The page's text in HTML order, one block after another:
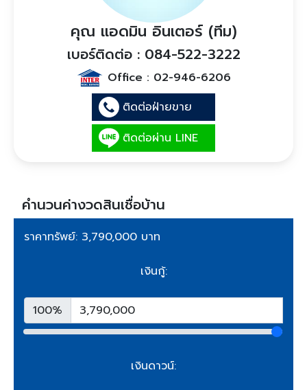
คุณ แอดมิน อินเตอร์ (ทีม)
เบอร์ติดต่อ : 084-522-3222
Office : 02-946-6206
ติดต่อฝ่ายขาย
ติดต่อผ่าน LINE
คำนวนค่างวดสินเชื่อบ้าน
ราคาทรัพย์: 3,790,000 บาท
เงินกู้:
100%
เงินดาวน์: